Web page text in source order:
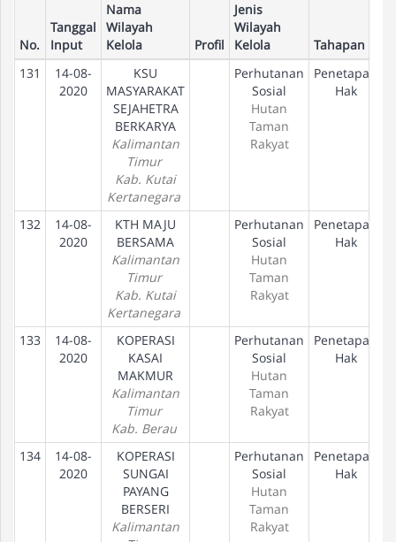
No.
Tanggal
Input
Nama
Wilayah
Kelola
Profil
Jenis
Wilayah
Kelola
Tahapan
131
14-08-
2020
KSU
MASYARAKAT
SEJAHETRA
BERKARYA
Kalimantan
Timur
Kab. Kutai
Kertanegara
Perhutanan
Sosial
Hutan
Taman
Rakyat
Penetapan
Hak
132
14-08-
2020
KTH MAJU
BERSAMA
Kalimantan
Timur
Kab. Kutai
Kertanegara
Perhutanan
Sosial
Hutan
Taman
Rakyat
Penetapan
Hak
133
14-08-
2020
KOPERASI
KASAI
MAKMUR
Kalimantan
Timur
Kab. Berau
Perhutanan
Sosial
Hutan
Taman
Rakyat
Penetapan
Hak
134
14-08-
2020
KOPERASI
SUNGAI
PAYANG
BERSERI
Kalimantan
Perhutanan
Sosial
Hutan
Taman
Rakyat
Penetapan
Hak